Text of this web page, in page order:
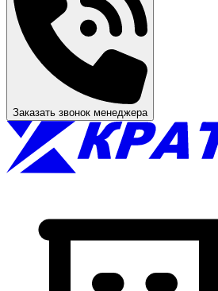
Заказать звонок менеджера